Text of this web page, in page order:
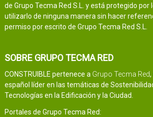
de Grupo Tecma Red S.L. y está protegido por
utilizarlo de ninguna manera sin hacer
permiso por escrito de Grupo Tecma Red S.L.
SOBRE GRUPO TECMA RED
CONSTRUIBLE pertenece a Grupo Tecma Red
español líder en las temáticas de
Tecnologías en la Edificación y la Ciudad.
Portales de Grupo Tecma Red: